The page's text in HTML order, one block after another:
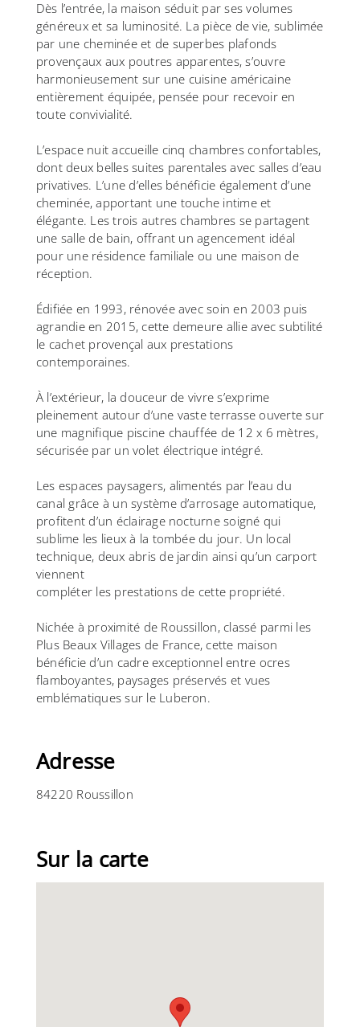
Dès l’entrée, la maison séduit par ses volumes
généreux et sa luminosité. La pièce de vie, sublimée
par une cheminée et de superbes plafonds
provençaux aux poutres apparentes, s’ouvre
harmonieusement sur une cuisine américaine
entièrement équipée, pensée pour recevoir en
toute convivialité.
L’espace nuit accueille cinq chambres confortables,
dont deux belles suites parentales avec salles d’eau
privatives. L’une d’elles bénéficie également d’une
cheminée, apportant une touche intime et
élégante. Les trois autres chambres se partagent
une salle de bain, offrant un agencement idéal
pour une résidence familiale ou une maison de
réception.
Édifiée en 1993, rénovée avec soin en 2003 puis
agrandie en 2015, cette demeure allie avec subtilité
le cachet provençal aux prestations
contemporaines.
À l’extérieur, la douceur de vivre s’exprime
pleinement autour d’une vaste terrasse ouverte sur
une magnifique piscine chauffée de 12 x 6 mètres,
sécurisée par un volet électrique intégré.
Les espaces paysagers, alimentés par l’eau du
canal grâce à un système d’arrosage automatique,
profitent d’un éclairage nocturne soigné qui
sublime les lieux à la tombée du jour. Un local
technique, deux abris de jardin ainsi qu’un carport
viennent
compléter les prestations de cette propriété.
Nichée à proximité de Roussillon, classé parmi les
Plus Beaux Villages de France, cette maison
bénéficie d’un cadre exceptionnel entre ocres
flamboyantes, paysages préservés et vues
emblématiques sur le Luberon.
Adresse
84220 Roussillon
Sur la carte